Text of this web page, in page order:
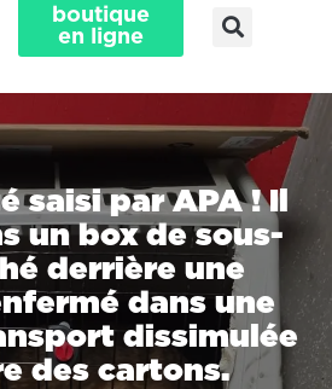
boutique
en ligne
saisi par APA ! Il
un box de sous-
derrière une
dans une
dissimulée
des cartons.